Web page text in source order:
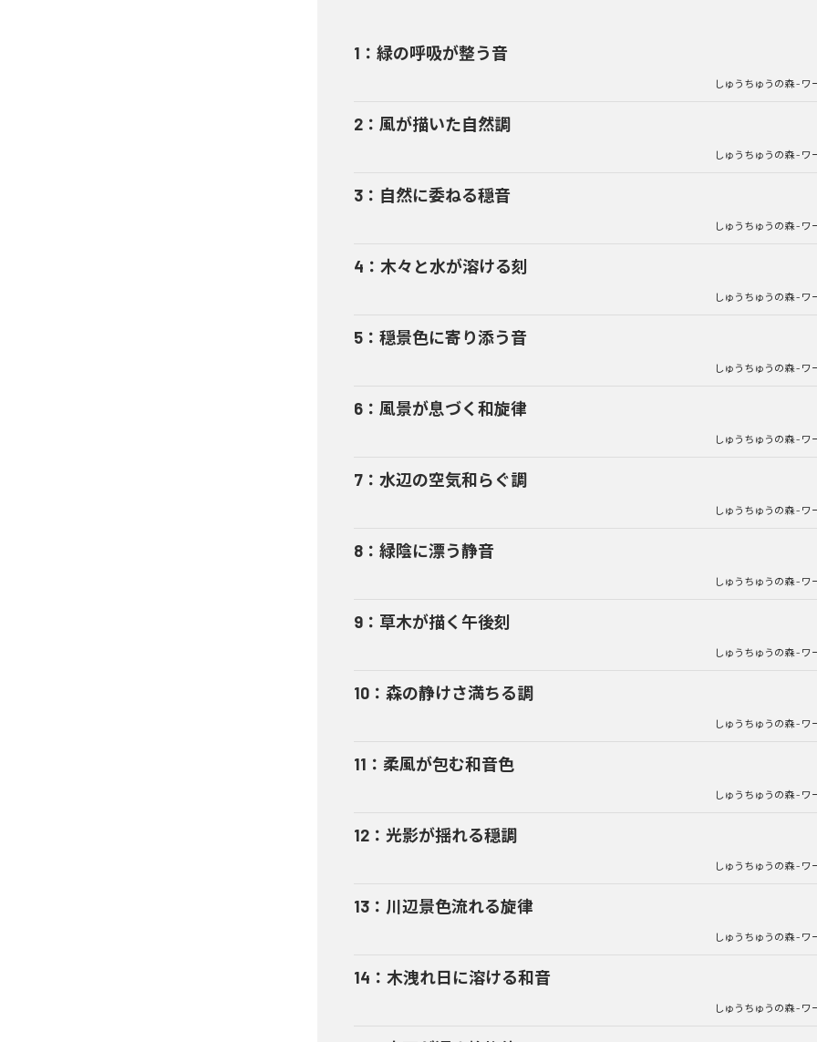
1 ： 緑の呼吸が整う音
しゅうちゅうの森 - ワ
2 ： 風が描いた自然調
しゅうちゅうの森 - ワ
3 ： 自然に委ねる穏音
しゅうちゅうの森 - ワ
4 ： 木々と水が溶ける刻
しゅうちゅうの森 - ワ
5 ： 穏景色に寄り添う音
しゅうちゅうの森 - ワ
6 ： 風景が息づく和旋律
しゅうちゅうの森 - ワ
7 ： 水辺の空気和らぐ調
しゅうちゅうの森 - ワ
8 ： 緑陰に漂う静音
しゅうちゅうの森 - ワ
9 ： 草木が描く午後刻
しゅうちゅうの森 - ワ
10 ： 森の静けさ満ちる調
しゅうちゅうの森 - ワ
11 ： 柔風が包む和音色
しゅうちゅうの森 - ワ
12 ： 光影が揺れる穏調
しゅうちゅうの森 - ワ
13 ： 川辺景色流れる旋律
しゅうちゅうの森 - ワ
14 ： 木洩れ日に溶ける和音
しゅうちゅうの森 - ワ